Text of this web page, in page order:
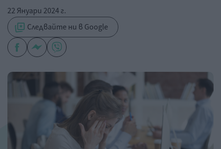
22 Януари 2024 г.
Следвайте ни в Google